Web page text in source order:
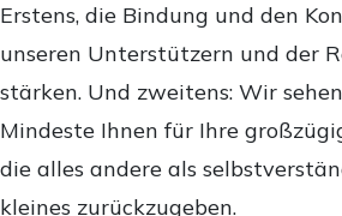
Erstens, die Bindung und den
unseren Unterstützern und der
stärken. Und zweitens: Wir
Mindeste Ihnen für Ihre
die alles andere als
kleines zurückzugeben.